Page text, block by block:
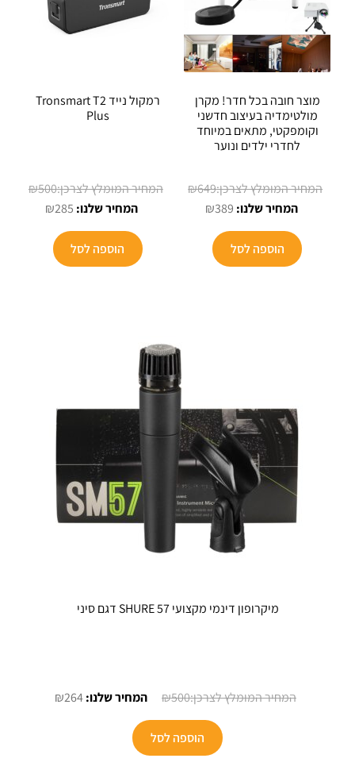
מוצר חובה בכל חדר! מקרן
מולטימדיה בעיצוב חדשני
וקומפקטי, מתאים במיוחד
לחדרי ילדים ונוער
₪649 המחיר
₪389
הוספה לסל
רמקול נייד Tronsmart T2
Plus
₪500
₪285 המחיר
הוספה לסל
מיקרופון דינמי מקצועי SHURE 57 דגם סיני
₪500
המחיר
המקורי
היה:
₪500.
₪264 המחיר
הוספה לסל